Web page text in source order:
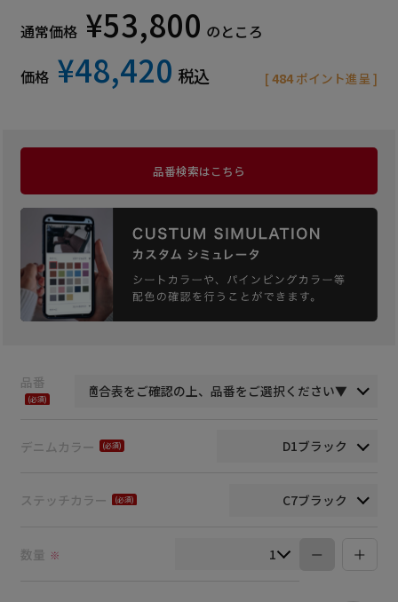
通常価格 ¥53,800 のところ
価格 ¥48,420 税込 [484ポイント進呈 ]
品番検索はこちら
品番
デニムカラー
ステッチカラー
数量 ※